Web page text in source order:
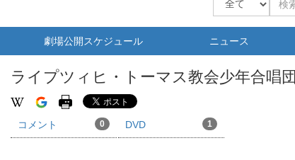
劇場公開スケジュール ニュース
ライプツィヒ・トーマス教会少年合唱団
コメント 0 DVD 1